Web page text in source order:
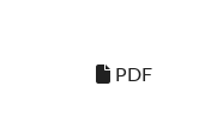
PDF